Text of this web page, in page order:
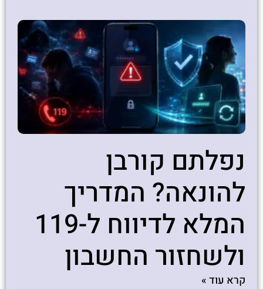
נפלתם קורבן
להונאה? המדריך
המלא לדיווח ל-119
ולשחזור החשבון
קרא עוד »